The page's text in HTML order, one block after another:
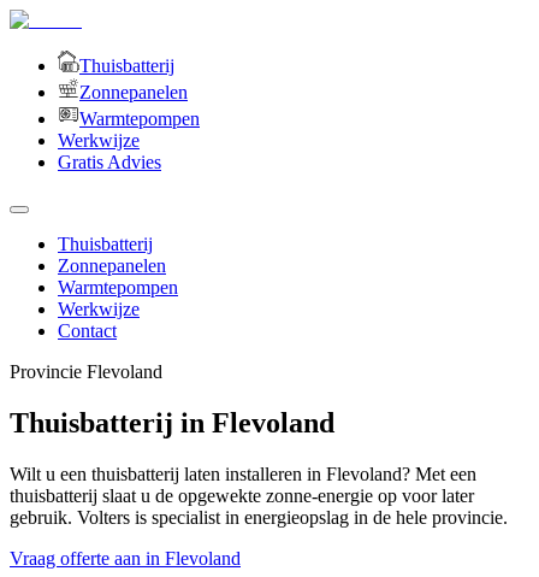
Thuisbatterij
Zonnepanelen
Warmtepompen
Werkwijze
Gratis Advies
Thuisbatterij
Zonnepanelen
Warmtepompen
Werkwijze
Contact
Provincie Flevoland
Thuisbatterij in Flevoland
Wilt u een thuisbatterij laten installeren in Flevoland? Met een
thuisbatterij slaat u de opgewekte zonne-energie op voor later
gebruik. Volters is specialist in energieopslag in de hele provincie.
Vraag offerte aan in Flevoland